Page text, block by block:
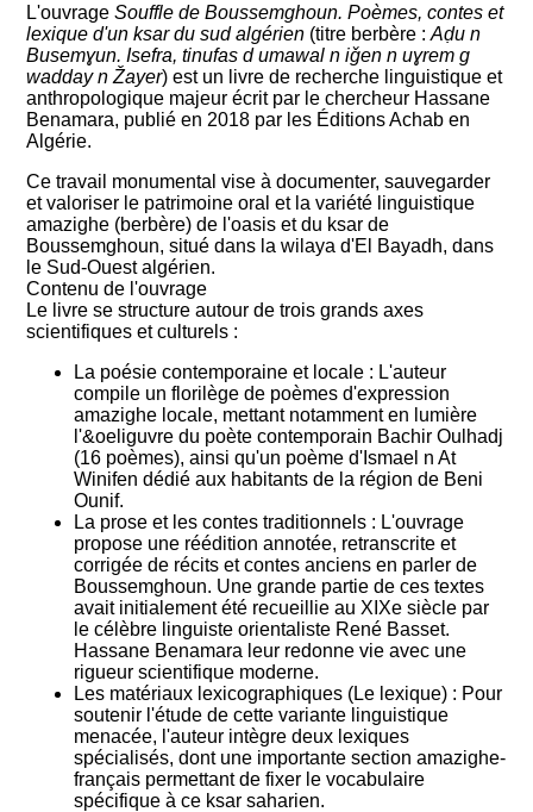
L'ouvrageSouffle de Boussemghoun. Poèmes, contes et
lexique d'un ksar du sud algérien (titre berbère :Aḍu n
Busemɣun. Isefra, tinufas d umawal n iǧen n uɣrem g
wadday n Žayer) est un livre de recherche linguistique et
anthropologique majeur écrit par le chercheur Hassane
Benamara, publié en 2018 par les Éditions Achab en
Algérie.
Ce travail monumental vise à documenter, sauvegarder
et valoriser le patrimoine oral et la variété linguistique
amazighe (berbère) de l'oasis et du ksar de
Boussemghoun, situé dans la wilaya d'El Bayadh, dans
le Sud-Ouest algérien.
Contenu de l'ouvrage
Le livre se structure autour de trois grands axes
scientifiques et culturels :
La poésie contemporaine et locale : L'auteur
compile un florilège de poèmes d'expression
amazighe locale, mettant notamment en lumière
l'&oeliguvre du poète contemporain Bachir Oulhadj
(16 poèmes), ainsi qu'un poème d'Ismael n At
Winifen dédié aux habitants de la région de Beni
Ounif.
La prose et les contes traditionnels : L'ouvrage
propose une réédition annotée, retranscrite et
corrigée de récits et contes anciens en parler de
Boussemghoun. Une grande partie de ces textes
avait initialement été recueillie au XIXe siècle par
le célèbre linguiste orientaliste René Basset.
Hassane Benamara leur redonne vie avec une
rigueur scientifique moderne.
Les matériaux lexicographiques (Le lexique) : Pour
soutenir l'étude de cette variante linguistique
menacée, l'auteur intègre deux lexiques
spécialisés, dont une importante section amazighe-
français permettant de fixer le vocabulaire
spécifique à ce ksar saharien.